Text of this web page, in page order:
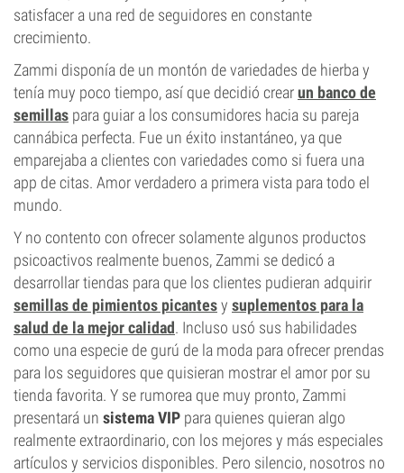
satisfacer a una red de seguidores en constante
crecimiento.
Zammi disponía de un montón de variedades de hierba y
tenía muy poco tiempo, así que decidió crearun banco de
semillas para guiar a los consumidores hacia su pareja
cannábica perfecta. Fue un éxito instantáneo, ya que
emparejaba a clientes con variedades como si fuera una
app de citas. Amor verdadero a primera vista para todo el
mundo.
Y no contento con ofrecer solamente algunos productos
psicoactivos realmente buenos, Zammi se dedicó a
desarrollar tiendas para que los clientes pudieran adquirir
semillas de pimientos picantesy suplementos para la
salud de la mejor calidad. Incluso usó sus habilidades
como una especie de gurú de la moda para ofrecer prendas
para los seguidores que quisieran mostrar el amor por su
tienda favorita. Y se rumorea que muy pronto, Zammi
presentará un sistema VIP para quienes quieran algo
realmente extraordinario, con los mejores y más especiales
artículos y servicios disponibles. Pero silencio, nosotros no